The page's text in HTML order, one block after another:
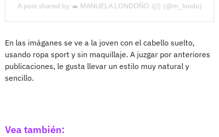
A post shared by 🐢 MANUELA LONDOÑO 𓆉︎ (@m_londo)
En las imáganes se ve a la joven con el cabello suelto,
usando ropa sport y sin maquillaje. A juzgar por anteriores
publicaciones, le gusta llevar un estilo muy natural y
sencillo.
Vea también: